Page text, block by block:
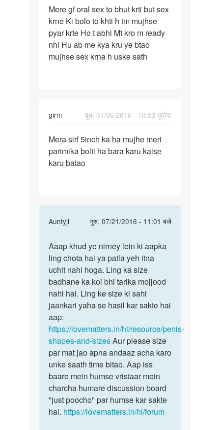
Mere
gf
oral
sex
to
Mere gf oral sex to bhut krti but sex
krne Ki bolo to khti h tm mujhse
pyar krte Ho t abhi Mt kro m ready
nhi Hu ab me kya kru ye btao
mujhse sex krna h uske sath
girm
बुध, 01/06/2016 - 10:53 पूर्वान्ह
Mera
sirf
5inch
Mera sirf 5inch ka ha mujhe meri
parimika bolti ha bara karu kaise
karu batao
Auntyji
गुरु, 07/21/2016 - 11:01 बजे
In
to
Mera
sirf
5inch
ka
ha
by
girm
Aaap
khud
ye
nirney
lein
ki
Aaap khud ye nirney lein ki aapka
ling chota hai ya patla yeh itna
uchit nahi hoga. Ling ka size
badhane ka koi bhi tarika mojjood
nahi hai. Ling ke size ki sahi
jaankari yaha se hasil kar sakte hai
aap:
https://lovematters.in/hi/resource/penis-
shapes-and-sizesAur please size
par mat jao apna andaaz acha karo
unke saath time bitao. Aap iss
baare mein humse vristaar mein
charcha humare discussion board
"just poocho" par humse kar sakte
hai. https://lovematters.in/hi/forum